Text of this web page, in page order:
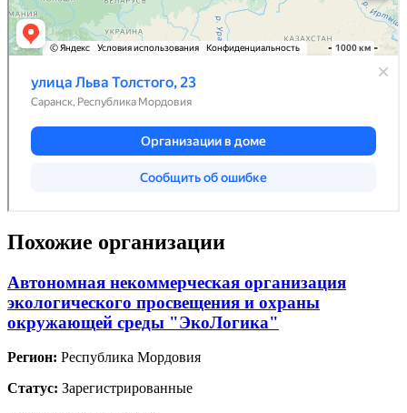
Похожие организации
Автономная некоммерческая организация
экологического просвещения и охраны
окружающей среды "ЭкоЛогика"
Регион: Республика Мордовия
Статус: Зарегистрированные